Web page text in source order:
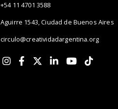
+54 11 4701 3588
Aguirre 1543, Ciudad de Buenos Aires
circulo@creatividadargentina.org